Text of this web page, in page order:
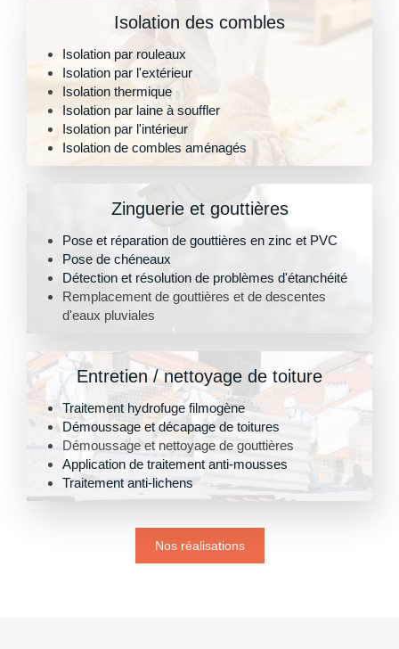
Isolation des combles
Isolation par rouleaux
Isolation par l'extérieur
Isolation thermique
Isolation par laine à souffler
Isolation par l'intérieur
Isolation de combles aménagés
Zinguerie et gouttières
Pose et réparation de gouttières en zinc et PVC
Pose de chéneaux
Détection et résolution de problèmes d'étanchéité
Remplacement de gouttières et de descentes
d'eaux pluviales
Entretien / nettoyage de toiture
Traitement hydrofuge filmogène
Démoussage et décapage de toitures
Démoussage et nettoyage de gouttières
Application de traitement anti-mousses
Traitement anti-lichens
Nos réalisations